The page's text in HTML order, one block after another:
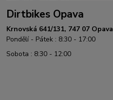
Dirtbikes Opava
Krnovská 641/131, 747 07 Opava
Pondělí - Pátek : 8:30 - 17:00
Sobota : 8:30 - 12:00